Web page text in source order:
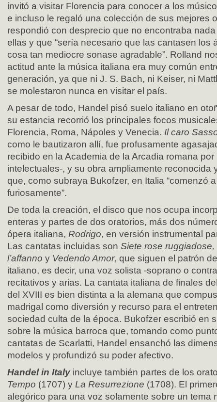
invitó a visitar Florencia para conocer a los
e incluso le regaló una colección de sus mejores
respondió con desprecio que no encontraba
ellas y que “sería necesario que las cantasen los
cosa tan mediocre sonase agradable”. Rolland
actitud ante la música italiana era muy común
generación, ya que ni J. S. Bach, ni Keiser, ni
se molestaron nunca en visitar el país.
A pesar de todo, Handel pisó suelo italiano en
su estancia recorrió los principales focos
Florencia, Roma, Nápoles y Venecia. Il caro
como le bautizaron allí, fue profusamente
recibido en la Academia de la Arcadia romana
intelectuales-, y su obra ampliamente reconocida
que, como subraya Bukofzer, en Italia “comenzó
furiosamente”.
De toda la creación, el disco que nos ocupa
enteras y partes de dos oratorios, más dos
ópera italiana, Rodrigo, en versión instrumental
Las cantatas incluidas son Siete rose ruggiadose,
l’affanno y Vedendo Amor, que siguen el patrón
italiano, es decir, una voz solista -soprano o
recitativos y arias. La cantata italiana de finales
del XVIII es bien distinta a la alemana que
madrigal como diversión y recurso para el
sociedad culta de la época. Bukofzer escribió en
sobre la música barroca que, tomando como
cantatas de Scarlatti, Handel ensanchó las
modelos y profundizó su poder afectivo.
Handel in Italy incluye también partes de los
Tempo (1707) y La Resurrezione (1708). El
alegórico para una voz solamente sobre un tema